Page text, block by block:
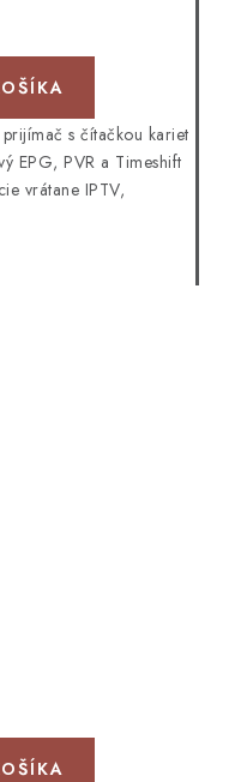
s čítačkou kariet
EPG, PVR a Timeshift
vrátane IPTV,